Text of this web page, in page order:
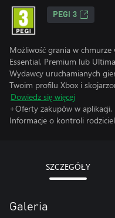
PEGI 3
Możliwość grania w chmurze
Essential, Premium lub
Wydawcy uruchamianych
Twoim profilu Xbox i
Dowiedz się więcej
+Oferty zakupów w aplikacji.
Informacje o kontroli
SZCZEGÓŁY
Galeria